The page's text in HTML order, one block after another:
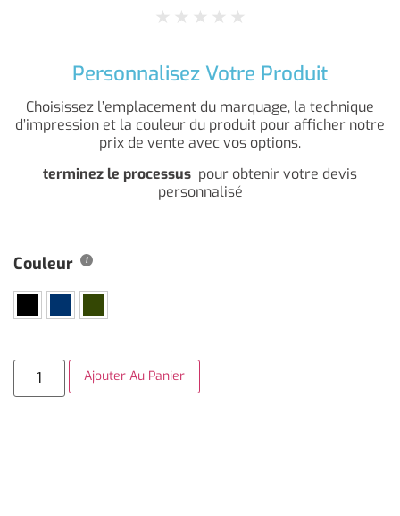
★ ★ ★ ★ ★
Personnalisez Votre Produit
Choisissez l’emplacement du marquage, la technique
d’impression et la couleur du produit pour afficher notre
prix de vente avec vos options.
terminez le processus pour obtenir votre devis
personnalisé
Couleur
Ajouter Au Panier